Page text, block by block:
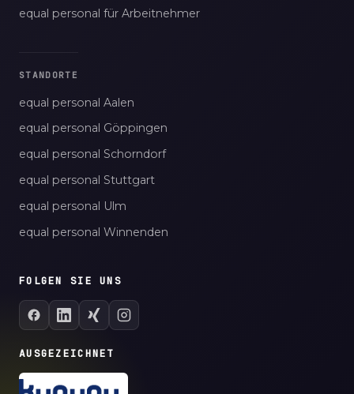
equal personal für Arbeitnehmer
STANDORTE
equal personal Aalen
equal personal Göppingen
equal personal Schorndorf
equal personal Stuttgart
equal personal Ulm
equal personal Winnenden
FOLGEN SIE UNS
AUSGEZEICHNET